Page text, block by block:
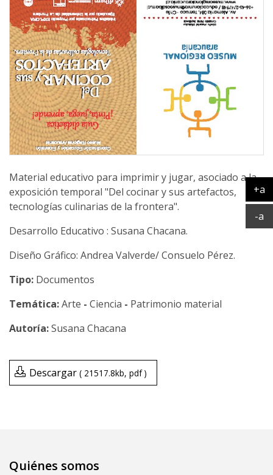
Material educativo para imprimir y jugar, asociado a la
exposición temporal "Del cocinar y sus artefactos,
tecnologías culinarias de la frontera".
Desarrollo Educativo : Susana Chacana.
Diseño Gráfico: Andrea Valverde/ Consuelo Pérez.
Tipo: Documentos
Temática:Arte - Ciencia - Patrimonio material
Susana Chacana
Descargar 21517.8kb pdf
Quiénes somos
+a
-a